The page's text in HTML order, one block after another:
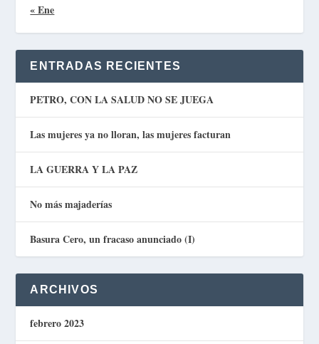
« Ene
ENTRADAS RECIENTES
PETRO, CON LA SALUD NO SE JUEGA
Las mujeres ya no lloran, las mujeres facturan
LA GUERRA Y LA PAZ
No más majaderías
Basura Cero, un fracaso anunciado (I)
ARCHIVOS
febrero 2023